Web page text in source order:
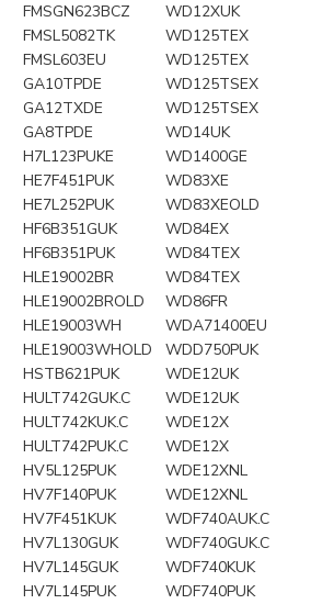
FMSGN623BCZ
WD12XUK
FMSL5082TK
WD125TEX
FMSL603EU
WD125TEX
GA10TPDE
WD125TSEX
GA12TXDE
WD125TSEX
GA8TPDE
WD14UK
H7L123PUKE
WD1400GE
HE7F451PUK
WD83XE
HE7L252PUK
WD83XEOLD
HF6B351GUK
WD84EX
HF6B351PUK
WD84TEX
HLE19002BR
WD84TEX
HLE19002BROLD
WD86FR
HLE19003WH
WDA71400EU
HLE19003WHOLD
WDD750PUK
HSTB621PUK
WDE12UK
HULT742GUK.C
WDE12UK
HULT742KUK.C
WDE12X
HULT742PUK.C
WDE12X
HV5L125PUK
WDE12XNL
HV7F140PUK
WDE12XNL
HV7F451KUK
WDF740AUK.C
HV7L130GUK
WDF740GUK.C
HV7L145GUK
WDF740KUK
HV7L145PUK
WDF740PUK